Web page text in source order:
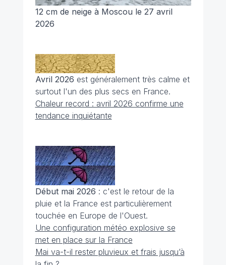
12 cm de neige à Moscou le 27 avril
2026
Avril 2026 est généralement très calme et
surtout l'un des plus secs en France.
Chaleur record : avril 2026 confirme une
tendance inquiétante
Début mai 2026 : c'est le retour de la
pluie et la France est particulièrement
touchée en Europe de l'Ouest.
Une configuration météo explosive se
met en place sur la France
Mai va-t-il rester pluvieux et frais jusqu’à